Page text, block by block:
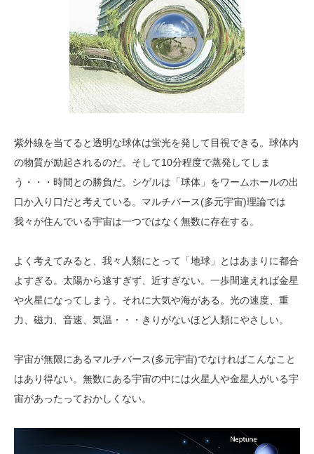
紫外線を当てると透明な球体は蛍光を発して目視できる。球体内
の物質が励起されるのだ。そして10分程度で蒸発してしま
う・・・時間との勝負だ。シゲルは「球体」をワームホールの出
口か入り口だと考えている。マルチバース(多元宇宙)理論では
我々が住んでいる宇宙は一つではなく無数に存在する。
よく考えてみると、我々人類にとって「地球」とはあまりに都合
よすぎる。太陽から遠すぎず、近すぎない。一歩間違えれば金星
や火星になってしまう。それに大気や海がある。光の速度、重
力、磁力、音速、気温・・・きりがないほど人類にやさしい。
宇宙が無限にあるマルチバース(多元宇宙)でなければこんなこと
はあり得ない。無数にある宇宙の中には火星人や金星人がいる宇
宙があったっておかしくない。